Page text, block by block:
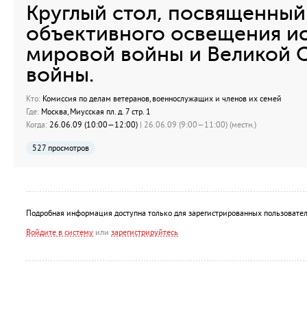
Круглый стол,
объективного освещения
мировой войны и Великой
войны.
Кто: Комиссия по делам ветеранов, военнослужащих и членов их семей
Где: Москва, Миусская пл. д. 7 стр. 1
Когда: 26.06.09 (10:00—12:00) | 26.06.09 (9:00—11:00) (местн.)
527 просмотров
Подробная информация доступна только для зарегистрированных
Войдите в систему или зарегистрируйтесь